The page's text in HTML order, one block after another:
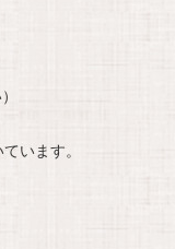
います。